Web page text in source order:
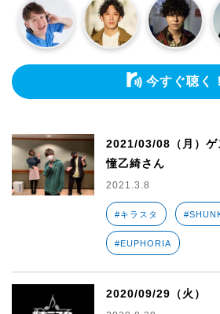
今すぐ聴く！
2021/03/08（月）
憧乙綺さん
2021.3.8
#キラスタ
#EUPHORIA
2020/09/29（火）